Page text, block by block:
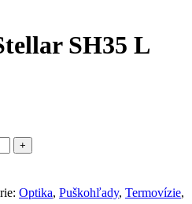
SH35 L
Optika, Puškohľady, Termovízie,